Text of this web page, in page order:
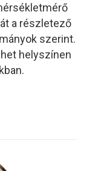
a részletező
szerint.
helyszínen